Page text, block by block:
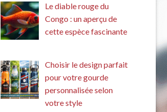
Le diable rouge du
Congo : un aperçu de
cette espèce fascinante
Choisir le design parfait
pour votre gourde
personnalisée selon
votre style